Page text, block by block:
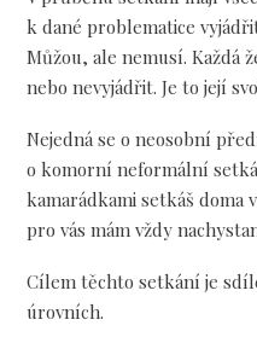
k dané problematice
Můžou, ale nemusí. Každá
nebo nevyjádřit. Je to její
Nejedná se o neosobní
o komorní neformální
kamarádkami setkáš doma
pro vás mám vždy
Cílem těchto setkání je
úrovních.